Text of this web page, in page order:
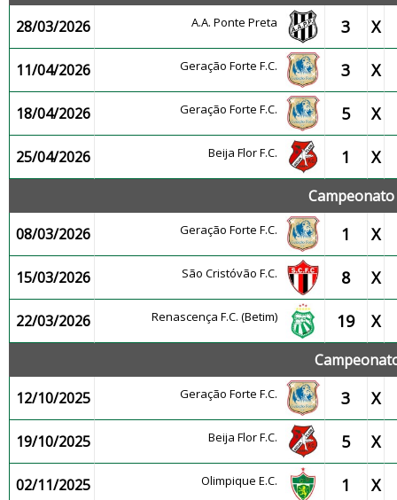
28/03/2026
A.A. Ponte Preta 3 X
11/04/2026 Geração Forte F.C. 3 X
18/04/2026 Geração Forte F.C. 5 X
25/04/2026 Beija Flor F.C. 1 X
08/03/2026
Geração Forte F.C. 1 X
15/03/2026 São Cristóvão F.C. 8 X
22/03/2026 Renascença F.C. (Betim) 19 X
12/10/2025
Geração Forte F.C. 3 X
19/10/2025 Beija Flor F.C. 5 X
02/11/2025 Olimpique E.C. 1 X